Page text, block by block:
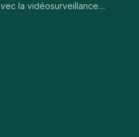
la vidéosurveillance…